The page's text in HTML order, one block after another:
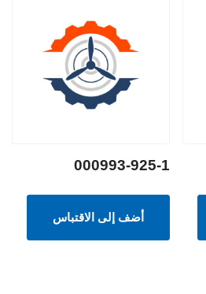
000993-925-1
أضف إلى الاقتباس